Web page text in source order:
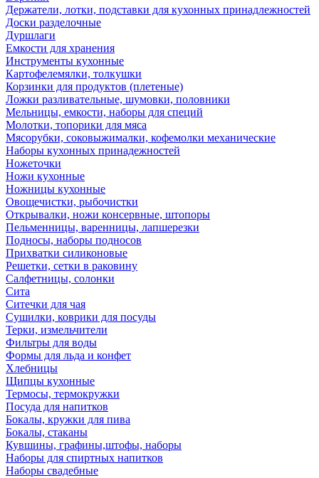
Держатели, лотки, подставки для кухонных принадлежностей
Доски разделочные
Дуршлаги
Емкости для хранения
Инструменты кухонные
Картофелемялки, толкушки
Корзинки для продуктов (плетеные)
Ложки разливательные, шумовки, половники
Мельницы, емкости, наборы для специй
Молотки, топорики для мяса
Мясорубки, соковыжималки, кофемолки механические
Наборы кухонных принадежностей
Ножеточки
Ножи кухонные
Ножницы кухонные
Овощечистки, рыбочистки
Открывалки, ножи консервные, штопоры
Пельменницы, варенницы, лапшерезки
Подносы, наборы подносов
Прихватки силиконовые
Решетки, сетки в раковину
Салфетницы, солонки
Сита
Ситечки для чая
Сушилки, коврики для посуды
Терки, измельчители
Фильтры для воды
Формы для льда и конфет
Хлебницы
Щипцы кухонные
Термосы, термокружки
Посуда для напитков
Бокалы, кружки для пива
Бокалы, стаканы
Кувшины, графины,штофы, наборы
Наборы для спиртных напитков
Наборы свадебные